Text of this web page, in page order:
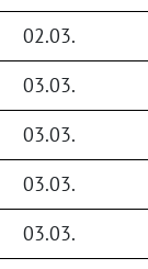
02.03.
03.03.
03.03.
03.03.
03.03.